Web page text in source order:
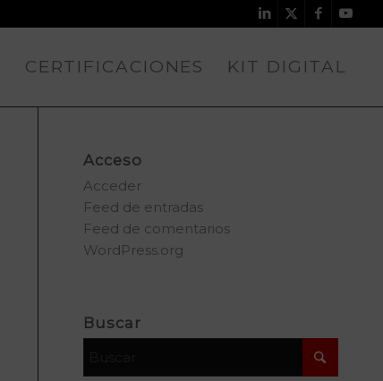
CERTIFICACIONES KIT DIGITAL
Acceso
Acceder
Feed de entradas
Feed de comentarios
WordPress.org
Buscar